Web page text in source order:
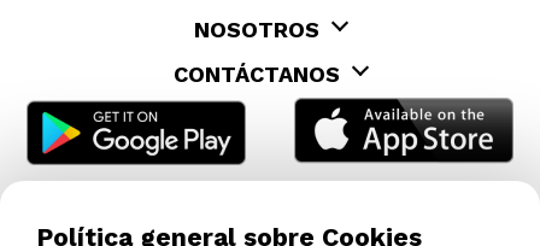
NOSOTROS
CONTÁCTANOS
Política general sobre Cookies